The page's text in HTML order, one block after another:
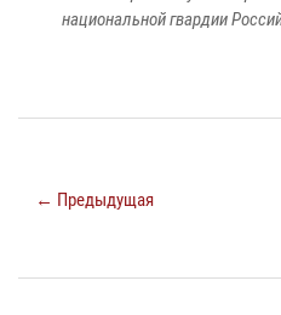
национальной гвардии
← Предыдущая